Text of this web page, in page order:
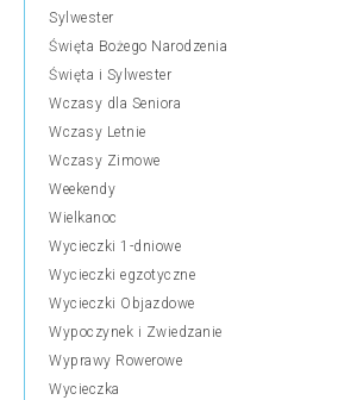
Sylwester
Święta Bożego Narodzenia
Święta i Sylwester
Wczasy dla Seniora
Wczasy Letnie
Wczasy Zimowe
Weekendy
Wielkanoc
Wycieczki 1-dniowe
Wycieczki egzotyczne
Wycieczki Objazdowe
Wypoczynek i Zwiedzanie
Wyprawy Rowerowe
Wycieczka